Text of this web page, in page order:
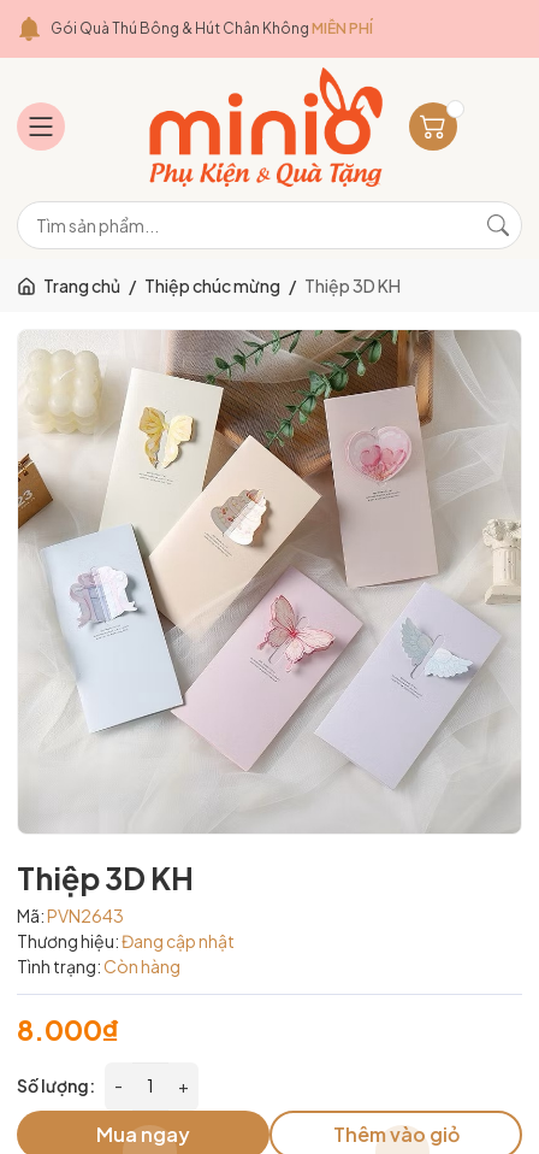
Gói Quà Thú Bông & Hút Chân Không MIỄN PHÍ
Trang chủ / Thiệp chúc mừng / Thiệp 3D KH
Thiệp 3D KH
Mã:PVN2643
Thương hiệu:Đang cập nhật
Tình trạng:Còn hàng
8.000₫
Số lượng: - +
Mua ngay Thêm vào giỏ